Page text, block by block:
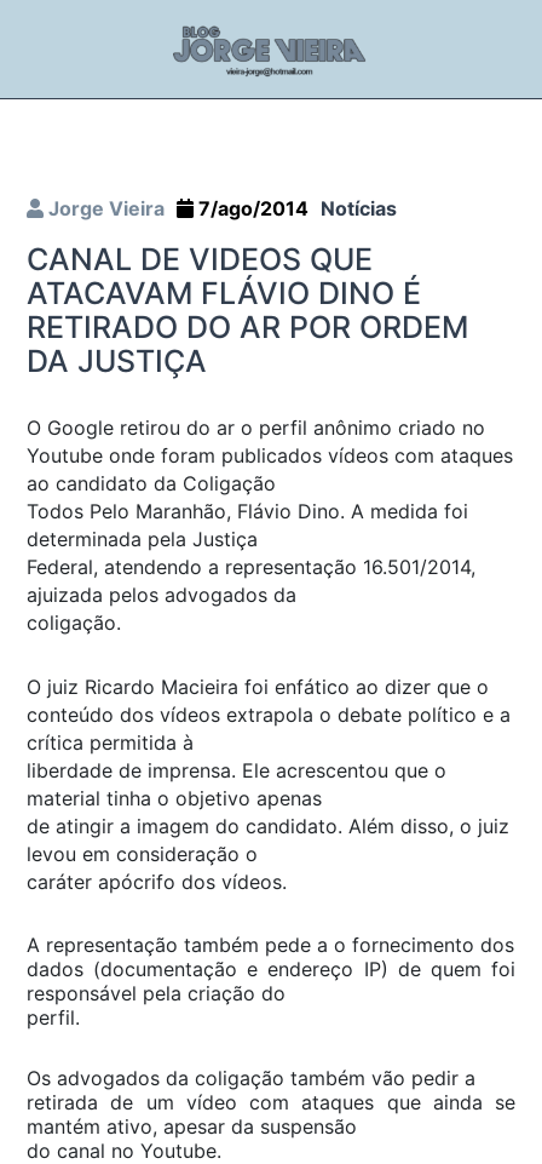
Jorge Vieira 7/ago/2014 Notícias
CANAL DE VIDEOS QUE
ATACAVAM FLÁVIO DINO É
RETIRADO DO AR POR ORDEM
DA JUSTIÇA
O Google retirou do ar o perfil anônimo criado no
Youtube onde foram publicados vídeos com ataques
ao candidato da Coligação
Todos Pelo Maranhão, Flávio Dino. A medida foi
determinada pela Justiça
Federal, atendendo a representação 16.501/2014,
ajuizada pelos advogados da
coligação.
O juiz Ricardo Macieira foi enfático ao dizer que o
conteúdo dos vídeos extrapola o debate político e a
crítica permitida à
liberdade de imprensa. Ele acrescentou que o
material tinha o objetivo apenas
de atingir a imagem do candidato. Além disso, o juiz
levou em consideração o
caráter apócrifo dos vídeos.
A representação também pede a o fornecimento dos
dados (documentação e endereço IP) de quem foi
responsável pela criação do
perfil.
Os advogados da coligação também vão pedir a
retirada de um vídeo com ataques que ainda se
mantém ativo, apesar da suspensão
do canal no Youtube.